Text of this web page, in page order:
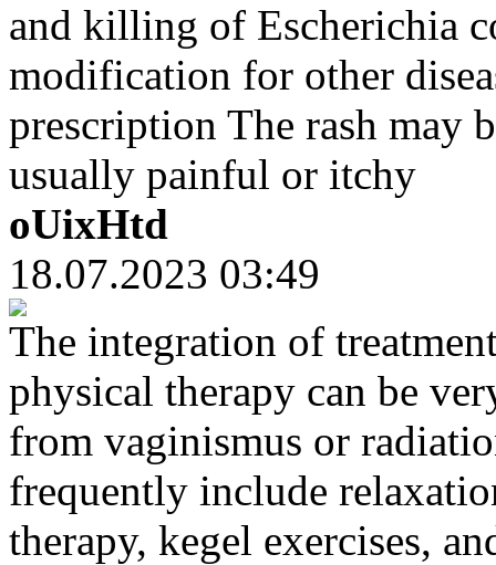
and killing of Escherichia
modification for other
prescription The rash may
usually painful or itchy
oUixHtd
18.07.2023 03:49
The integration of
physical therapy can be
from vaginismus or
frequently include
therapy, kegel exercises,